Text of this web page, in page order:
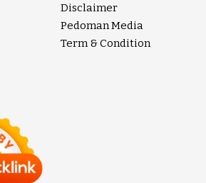
Disclaimer
Pedoman Media
Term & Condition